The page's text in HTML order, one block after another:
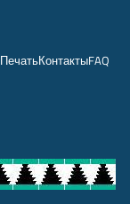
ПечатьКонтактыFAQ